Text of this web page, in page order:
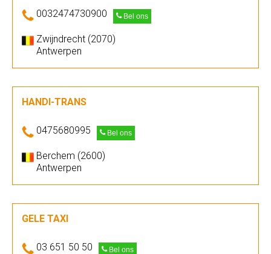
0032474730900 Bel ons
Zwijndrecht (2070)
Antwerpen
HANDI-TRANS
0475680995 Bel ons
Berchem (2600)
Antwerpen
GELE TAXI
03 651 50 50 Bel ons